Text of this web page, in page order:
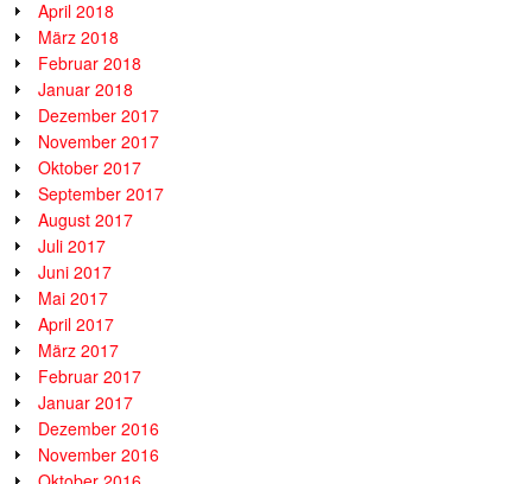
April 2018
März 2018
Februar 2018
Januar 2018
Dezember 2017
November 2017
Oktober 2017
September 2017
August 2017
Juli 2017
Juni 2017
Mai 2017
April 2017
März 2017
Februar 2017
Januar 2017
Dezember 2016
November 2016